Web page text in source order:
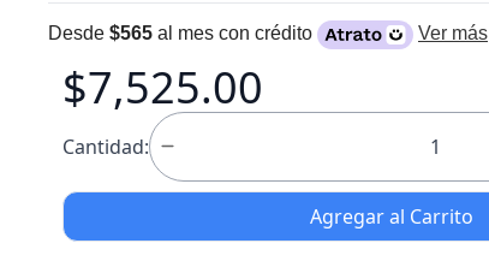
Desde $565 al mes con crédito Ver más
$7,525.00
Cantidad:
Agregar al Carrito